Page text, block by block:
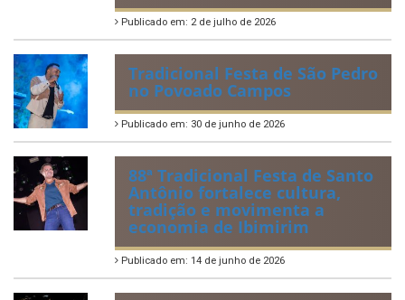
Publicado em: 2 de julho de 2026
Tradicional Festa de São Pedro
no Povoado Campos
Publicado em: 30 de junho de 2026
88ª Tradicional Festa de Santo
Antônio fortalece cultura,
tradição e movimenta a
economia de Ibimirim
Publicado em: 14 de junho de 2026